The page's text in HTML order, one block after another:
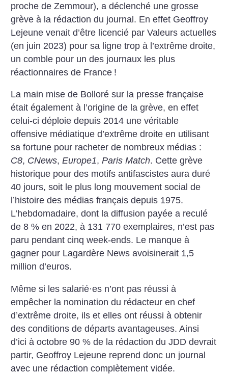
proche de Zemmour), a déclenché une grosse
grève à la rédaction du journal. En effet Geoffroy
Lejeune venait d’être licencié par Valeurs actuelles
(en juin 2023) pour sa ligne trop à l’extrême droite,
un comble pour un des journaux les plus
réactionnaires de France !
La main mise de Bolloré sur la presse française
était également à l’origine de la grève, en effet
celui-ci déploie depuis 2014 une véritable
offensive médiatique d’extrême droite en utilisant
sa fortune pour racheter de nombreux médias :
C8, CNews,Europe1,Paris Match. Cette grève
historique pour des motifs antifascistes aura duré
40 jours, soit le plus long mouvement social de
l’histoire des médias français depuis 1975.
L’hebdomadaire, dont la diffusion payée a reculé
de 8 % en 2022, à 131 770 exemplaires, n’est pas
paru pendant cinq week-ends. Le manque à
gagner pour Lagardère News avoisinerait 1,5
million d’euros.
Même si les salarié·es n’ont pas réussi à
empêcher la nomination du rédacteur en chef
d’extrême droite, ils et elles ont réussi à obtenir
des conditions de départs avantageuses. Ainsi
d’ici à octobre 90 % de la rédaction du JDD devrait
partir, Geoffroy Lejeune reprend donc un journal
avec une rédaction complètement vidée.